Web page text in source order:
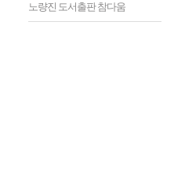
노량진 도서출판 참다움